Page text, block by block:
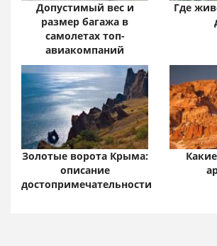
Допустимый вес и
размер багажа в
самолетах топ-
авиакомпаний
Где
Золотые ворота Крыма:
описание
достопримечательности